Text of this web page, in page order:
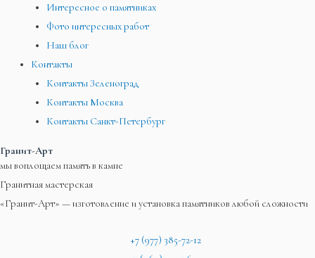
Интересное о памятниках
Фото интересных работ
Наш блог
Контакты
Контакты Зеленоград
Контакты Москва
Контакты Санкт-Петербург
Гранит-Арт
мы воплощаем память в камне
Гранитная мастерская
«Гранит-Арт» — изготовление и установка памятников любой сложности
+7 (977) 385-72-12